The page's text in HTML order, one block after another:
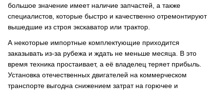
большое значение имеет наличие запчастей, а также
специалистов, которые быстро и качественно отремонтируют
вышедшие из строя экскаватор или трактор.
А некоторые импортные комплектующие приходится
заказывать из-за рубежа и ждать не меньше месяца. В это
время техника простаивает, а её владелец теряет прибыль.
Установка отечественных двигателей на коммерческом
транспорте выгодна снижением затрат на горючее и